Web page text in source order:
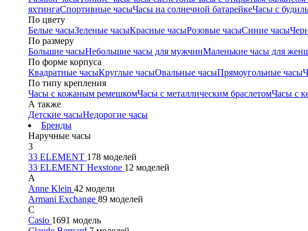
яхтингаСпортивные часыЧасы на солнечной батарейкеЧасы с
По цвету
Белые часыЗеленые часыКрасные часыРозовые часыСиние часы
По размеру
Большие часыНебольшие часы для мужчинМаленькие часы для
По форме корпуса
Квадратные часыКруглые часыОвальные часыПрямоугольные часы
По типу крепления
Часы с кожаным ремешкомЧасы с металлическим браслетомЧасы с
А также
Детские часыНедорогие часы
Бренды
Наручные часы
3
33 ELEMENT 178 моделей
33 ELEMENT Hexstone 12 моделей
A
Anne Klein 42 модели
Armani Exchange 89 моделей
C
Casio 1691 модель